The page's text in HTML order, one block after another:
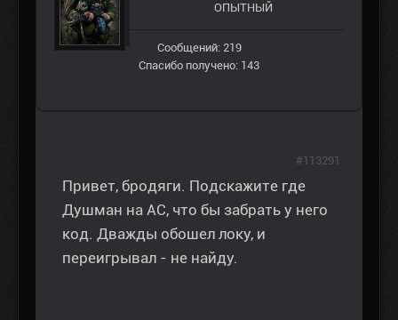
ОПЫТНЫЙ
Сообщений: 219
Спасибо получено: 143
Привет, бродяги. Подскажите где
Душман на АС, что бы забрать у него
код. Дважды обошел локу, и
переигрывал - не найду.
#113291